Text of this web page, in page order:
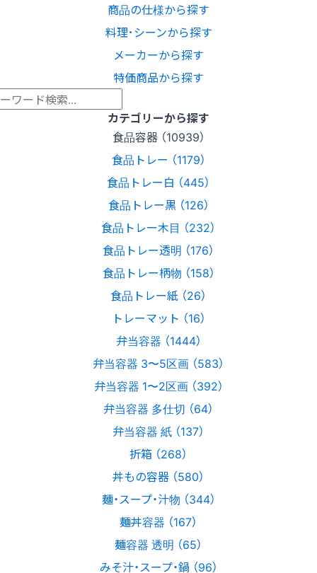
商品の仕様から探す
料理･シーンから探す
メーカーから探す
特価商品から探す
カテゴリーから探す
食品容器 （10939）
食品トレー （1179）
食品トレー白 （445）
食品トレー黒 （126）
食品トレー木目 （232）
食品トレー透明 （176）
食品トレー柄物 （158）
食品トレー紙 （26）
トレーマット （16）
弁当容器 （1444）
弁当容器 3〜5区画 （583）
弁当容器 1〜2区画 （392）
弁当容器 多仕切 （64）
弁当容器 紙 （137）
折箱 （268）
丼もの容器 （580）
麺・スープ・汁物 （344）
麺丼容器 （167）
麺容器 透明 （65）
みそ汁・スープ・鍋 （96）